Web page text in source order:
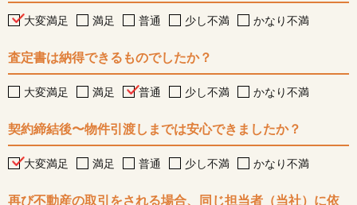
大変満足 満足 普通 少し不満 かなり不満
査定書は納得できるものでしたか？
大変満足 満足 普通 少し不満 かなり不満
契約締結後〜物件引渡しまでは安心できましたか？
大変満足 満足 普通 少し不満 かなり不満
再び不動産の取引をされる場合、同じ担当者（当社）に依